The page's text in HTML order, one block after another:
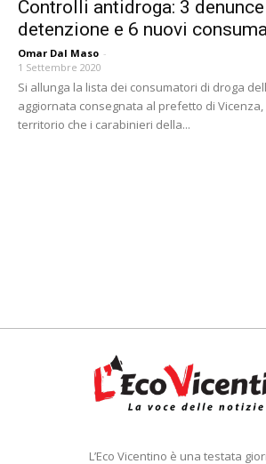
Controlli antidroga: 3
detenzione e 6 nuovi
Omar Dal Maso -
1 Settembre 2020
Si allunga la lista dei consumatori di droga
aggiornata consegnata al prefetto di
territorio che i carabinieri della...
L’Eco Vicentino è una testata